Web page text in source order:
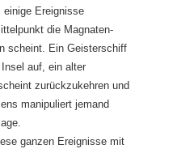
Ereignisse
die Magnaten-
scheint. Ein Geisterschiff
auf, ein alter
zurückzukehren und
manipuliert jemand
ganzen Ereignisse mit